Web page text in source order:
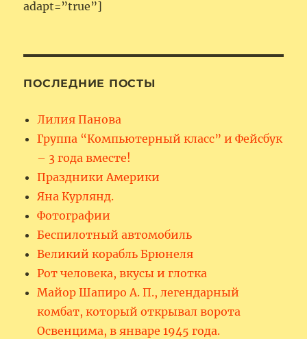
adapt=”true”]
ПОСЛЕДНИЕ ПОСТЫ
Лилия Панова
Группа “Компьютерный класс” и Фейсбук
– 3 года вместе!
Праздники Америки
Яна Курлянд.
Фотографии
Беспилотный автомобиль
Великий корабль Брюнеля
Рот человека, вкусы и глотка
Майор Шапиро А. П., легендарный
комбат, который открывал ворота
Освенцима, в январе 1945 года.